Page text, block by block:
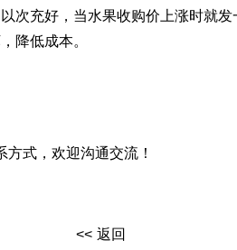
次充好，当水果收购价上涨时就
降低成本。
方式，欢迎沟通交流！
返回